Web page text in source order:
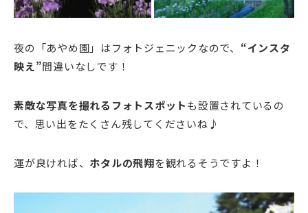
夜の「あやめ園」はフォトジェニックなので、 “インスタ
映え”間違いなしです！
素敵な写真を撮れるフォトスポットも設置されているの
で、思い出をたくさん残してくださいね♪
運が良ければ、 ホタルの飛翔を観れるそうですよ！